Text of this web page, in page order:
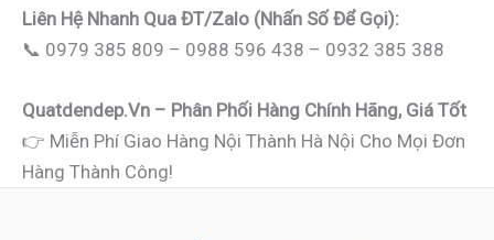
Liên Hệ Nhanh Qua ĐT/Zalo (nhấn Số Để Gọi):
📞 0979 385 809 – 0988 596 438 – 0932 385 388
Quatdendep.vn – Phân Phối Hàng Chính Hãng, Giá Tốt
👉 Miễn Phí Giao Hàng Nội Thành Hà Nội Cho Mọi Đơn
Hàng Thành Công!